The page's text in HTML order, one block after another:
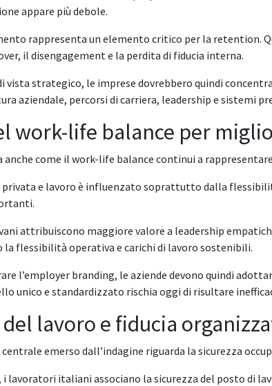
appare più debole.
rappresenta un elemento critico per la retention.
il disengagement e la perdita di fiducia interna.
vista strategico, le imprese dovrebbero quindi
aziendale, percorsi di carriera, leadership e sistemi
work-life balance per
anche come il work-life balance continui a
privata e lavoro è influenzato soprattutto dalla
attribuiscono maggiore valore a leadership
la flessibilità operativa e carichi di lavoro sostenibili.
l’employer branding, le aziende devono quindi
unico e standardizzato rischia oggi di risultare
del lavoro e fiducia
emerso dall’indagine riguarda la sicurezza
i lavoratori italiani associano la sicurezza del posto